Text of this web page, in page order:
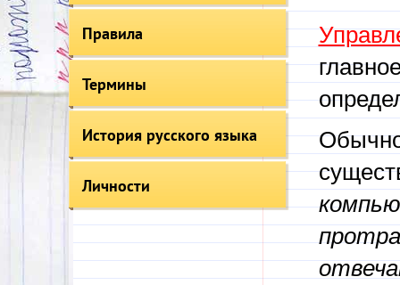
Правила
Термины
История русского языка
Личности
Обычно